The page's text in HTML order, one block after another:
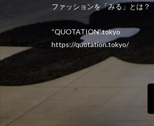
ファッションを「みる」とは？
“QUOTATION”.tokyo
https://quotation.tokyo/